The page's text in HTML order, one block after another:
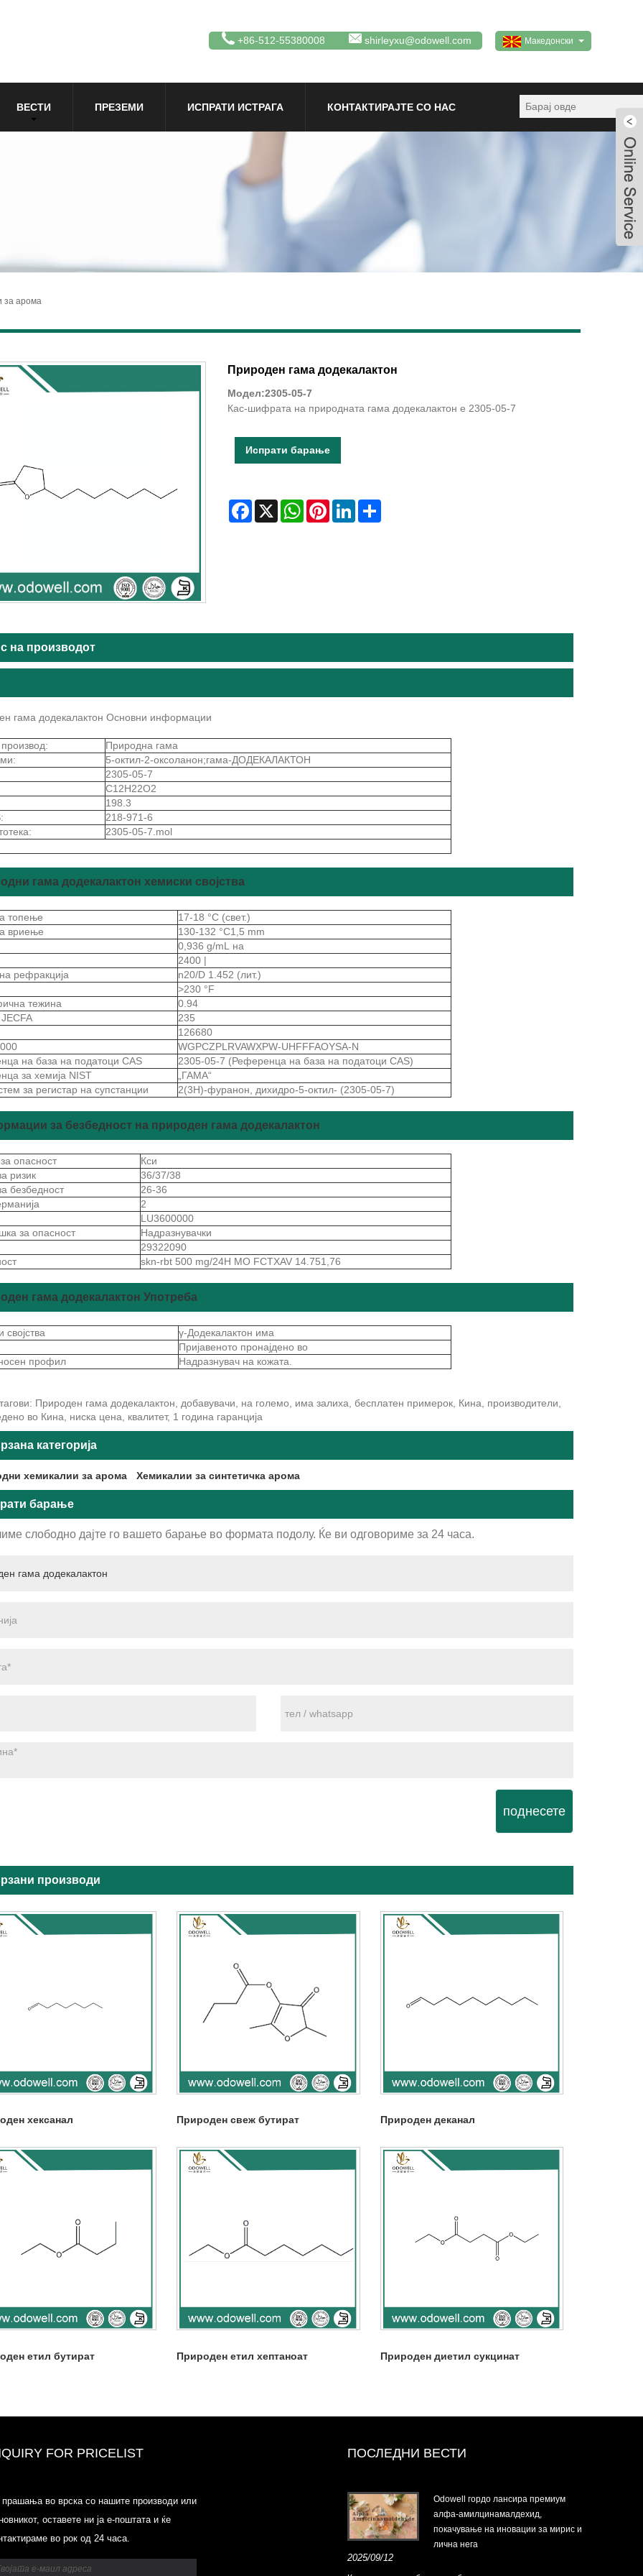
Македонски
+86-512-55380008 shirleyxu@odowell.com
ВЕСТИ ПРЕЗЕМИ ИСПРАТИ ИСТРАГА КОНТАКТИРАЈТЕ СО НАС
за арома
Природен гама додекалактон
Модел:2305-05-7
Кас-шифрата на природната гама додекалактон е 2305-05-7
Испрати барање
Facebook
X WhatsAppPinterestLinkedInShare
на производот
гама додекалактон Основни информации
Природна гама
5-октил-2-оксоланон;гама-ДОДЕКАЛАКТОН
2305-05-7
C12H22O2
198.3
218-971-6
2305-05-7.mol
гама додекалактон хемиски својства
топење
17-18 °C (свет.)
вриење
130-132 °C1,5 mm
0,936 g/mL на
2400 |
рефракција
n20/D 1.452 (лит.)
>230 °F
тежина
0.94
235
126680
WGPCZPLRVAWXPW-UHFFFAOYSA-N
на база на податоци CAS
2305-05-7 (Референца на база на податоци CAS)
за хемија NIST
„ГАМА“
за регистар на супстанции
2(3H)-фуранон, дихидро-5-октил- (2305-05-7)
за безбедност на природен гама додекалактон
опасност
Кси
ризик
36/37/38
безбедност
26-36
2
LU3600000
за опасност
Надразнувачки
29322090
skn-rbt 500 mg/24H МО FCTXAV 14.751,76
гама додекалактон Употреба
својства
γ-Додекалактон има
Пријавеното пронајдено во
профил
Надразнувач на кожата.
Природен гама додекалактон, добавувачи, на големо, има залиха, бесплатен примерок, Кина, производители,
во Кина, ниска цена, квалитет, 1 година гаранција
категорија
хемикалии за арома Хемикалии за синтетичка арома
барање
слободно дајте го вашето барање во формата подолу. Ќе ви одговориме за 24 часа.
поднесете
производи
хексанал Природен свеж бутират Природен деканал
етил бутират Природен етил хептаноат Природен диетил сукцинат
FOR PRICELIST
во врска со нашите производи или
оставете ни ја е-поштата и ќе
во рок од 24 часа.
ПОСЛЕДНИ ВЕСТИ
Одауел-пазар на цени-
список-2025.6.14-2025.07.25
Odowell гордо лансира премиум
алфа-амилцинамалдехид,
покачување на иновации за мирис и
лична нега
2025/09/12